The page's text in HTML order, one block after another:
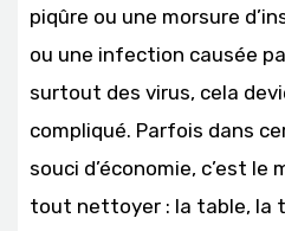
piqûre ou une morsure
ou une infection causée
surtout des virus, cela
compliqué. Parfois dans
souci d’économie, c’est
tout nettoyer : la table, la